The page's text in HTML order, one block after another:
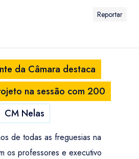
Reportar
da Câmara destaca
na sessão com 200
CM Nelas
de todas as freguesias na
os professores e executivo